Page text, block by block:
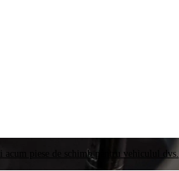
piese de schimb pentru vehiculul dvs.